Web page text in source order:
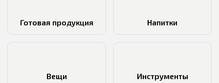
Готовая продукция Напитки
Вещи Инструменты